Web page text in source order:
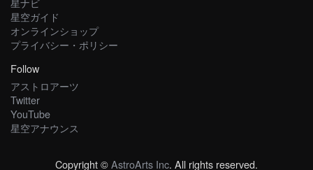
星空ガイド
オンラインショップ
プライバシー・ポリシー
Follow
アストロアーツ
Twitter
YouTube
星空アナウンス
Copyright ©AstroArts Inc. All rights reserved.